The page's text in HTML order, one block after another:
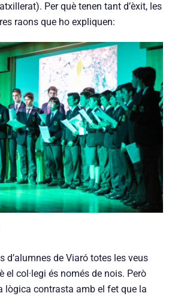
Per què tenen tant d’èxit, les
raons que ho expliquen:
d’alumnes de Viaró totes les veus
el col·legi és només de nois. Però
lògica contrasta amb el fet que la